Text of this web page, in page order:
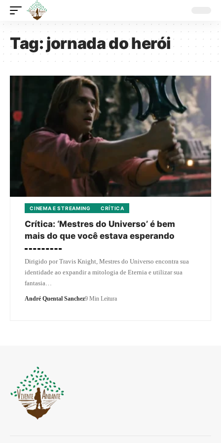
Tag:jornada do herói
CINEMA E STREAMING CRÍTICA
Crítica: ‘Mestres do Universo’ é bem
mais do que você estava esperando
Dirigido por Travis Knight, Mestres do Universo encontra sua
identidade ao expandir a mitologia de Eternia e utilizar sua
fantasia…
André Quental Sanchez9 Min Leitura